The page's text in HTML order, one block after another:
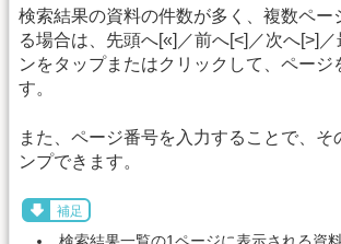
検索結果の資料の件数が多く、複数ペー
る場合は、先頭へ[«]／前へ[<]／次へ[>]／
ンをタップまたはクリックして、ページ
す。
また、ページ番号を入力することで、そ
ンプできます。
補足